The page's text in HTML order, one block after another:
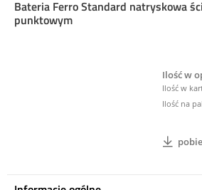
Bateria Ferro Standard natryskowa
punktowym
Ilość w